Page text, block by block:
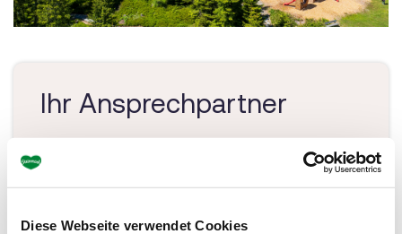
Diese Webseite verwendet Cookies
Ihr Ansprechpartner
Schildlehen 31
8972 Ramsau am Dachstein
Tel.: +43 3687 81776